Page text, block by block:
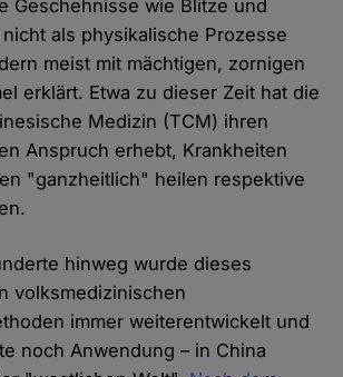
Geschehnisse wie Blitze und
als physikalische Prozesse
meist mit mächtigen, zornigen
erklärt. Etwa zu dieser Zeit hat die
Medizin (TCM) ihren
Anspruch erhebt, Krankheiten
"ganzheitlich" heilen respektive
hinweg wurde dieses
volksmedizinischen
immer weiterentwickelt und
noch Anwendung – in China